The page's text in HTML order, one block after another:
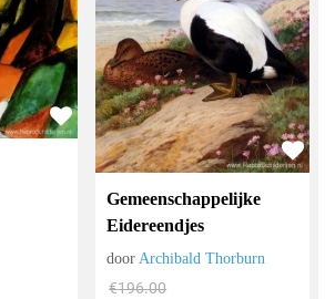
Gemeenschappelijke
Eidereendjes
doorArchibald Thorburn
€196.00